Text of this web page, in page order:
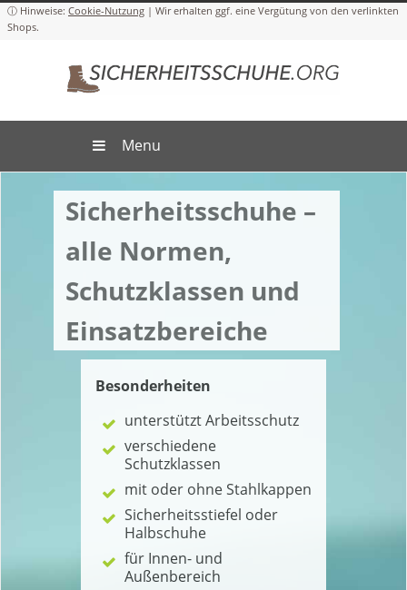
Cookie-Nutzung
Menu
Sicherheitsschuhe –
alle Normen,
Schutzklassen und
Einsatzbereiche
Besonderheiten
unterstützt Arbeitsschutz
verschiedene
Schutzklassen
mit oder ohne Stahlkappen
Sicherheitsstiefel oder
Halbschuhe
für Innen- und
Außenbereich